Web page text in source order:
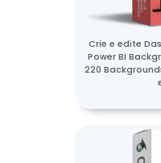
Crie e edite
Power BI
220